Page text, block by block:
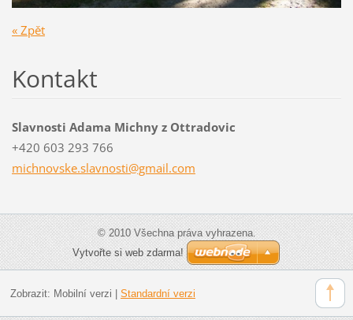
« Zpět
Kontakt
Slavnosti Adama Michny z Ottradovic
+420 603 293 766
michnovske.slavnosti@gmail.com
© 2010 Všechna práva vyhrazena.
Vytvořte si web zdarma!
Zobrazit: Mobilní verzi Standardní verzi